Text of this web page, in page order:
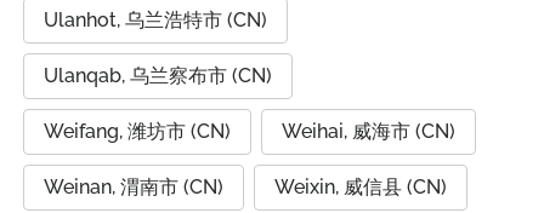
Ulanhot, 乌兰浩特市 (CN)
Ulanqab, 乌兰察布市 (CN)
Weifang, 潍坊市 (CN) Weihai, 威海市 (CN)
Weinan, 渭南市 (CN) Weixin, 威信县 (CN)